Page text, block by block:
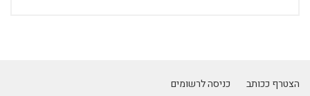
הצטרף ככותב
כניסה לרשומים